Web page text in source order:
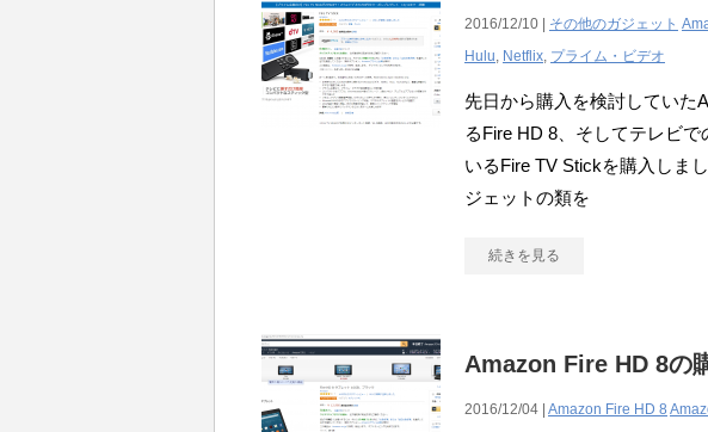
2016/12/10 | その他のガジェット
Hulu, Netflix, プライム・ビデオ
先日から購入を検討していた
るFire HD 8、そしてテレビ
いるFire TV Stickを購入しま
ジェットの類を
続きを見る
Amazon Fire HD 8の
2016/12/04 | Amazon Fire HD 8